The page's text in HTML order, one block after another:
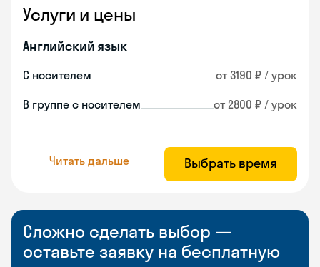
Услуги и цены
Английский язык
С носителем от 3190 ₽ / урок
В группе с носителем от 2800 ₽ / урок
Читать дальше Выбрать время
Сложно сделать выбор —
оставьте заявку на бесплатную